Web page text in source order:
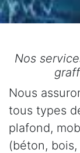
Nos
Nous
tous types
plafond,
(béton,